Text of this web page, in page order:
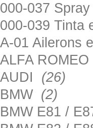
000-037
000-039 Tinta
A-01 Ailerons
ALFA ROMEO
AUDI (26)
BMW (2)
BMW E81 /